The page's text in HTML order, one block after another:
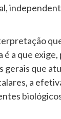
a que exige,
gerais que
a